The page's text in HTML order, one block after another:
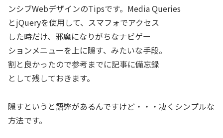
ンシブWebデザインのTipsです。Media Queries
とjQueryを使用して、スマフォでアクセス
した時だけ、邪魔になりがちなナビゲー
ションメニューを上に隠す、みたいな手段。
割と良かったので参考までに記事に備忘録
として残しておきます。
隠すというと語弊があるんですけど・・・凄くシンプルな
方法です。